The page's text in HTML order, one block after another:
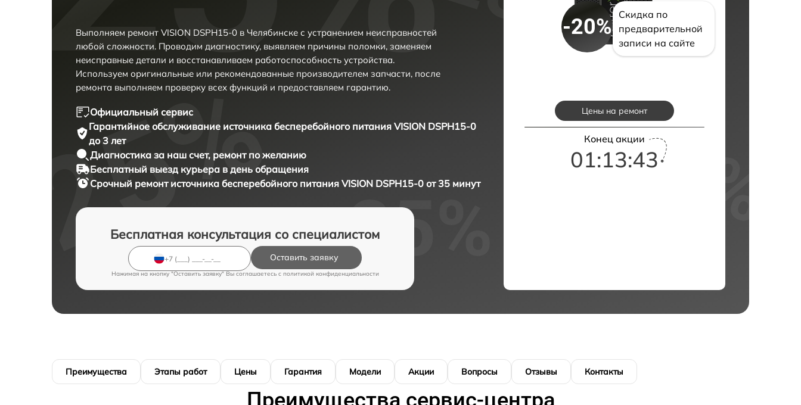
Выполняем ремонт VISION DSPH15-0 в Челябинске с устранением неисправностей
любой сложности. Проводим диагностику, выявляем причины поломки, заменяем
неисправные детали и восстанавливаем работоспособность устройства.
Используем оригинальные или рекомендованные производителем запчасти, после
ремонта выполняем проверку всех функций и предоставляем гарантию.
Официальный сервис
Гарантийное обслуживание источника бесперебойного питания VISION DSPH15-0
до 3 лет
Диагностика за наш счет, ремонт по желанию
Бесплатный выезд курьера в день обращения
Срочный ремонт источника бесперебойного питания VISION DSPH15-0 от 35 минут
Бесплатная консультация со специалистом
Оставить заявку
Нажимая на кнопку "Оставить заявку" Вы соглашаетесь c политикой конфиденциальности
-20%
Скидка по
предварительной
записи на сайте
Цены на ремонт
Конец акции
01:13:42
Преимущества Этапы работ Цены Гарантия Модели Акции Вопросы Отзывы Контакты